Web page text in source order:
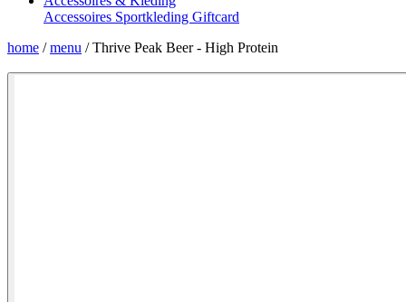
Accessoires Sportkleding Giftcard
home / menu / Thrive Peak Beer - High Protein